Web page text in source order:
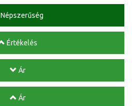
Népszerűség
Értékelés
Ár
Ár